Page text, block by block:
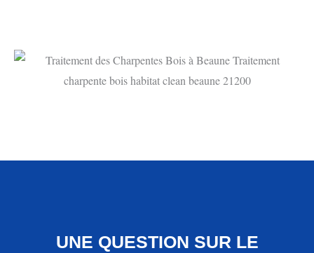
UNE QUESTION SUR LE